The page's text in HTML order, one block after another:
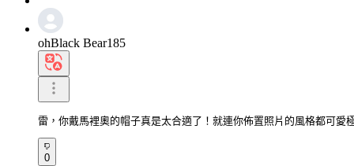
ohBlack Bear185
雷，你戴馬裡奧的帽子真是太合適了！就連你佈置照片的風格都可愛
0